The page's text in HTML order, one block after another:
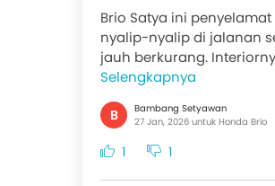
Brio Satya ini
nyalip-nyalip di jalanan
jauh berkurang.
Selengkapnya
B
Bambang Setyawan
27 Jan, 2026 untuk Honda Brio
1 1